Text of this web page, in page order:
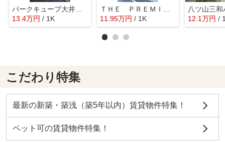
パークキューブ大井町レジデンス
13.4万円 / 1K
ＴＨＥ ＰＲＥＭＩＵＭ ＣＵＢＥ Ｇ 大崎
11.95万円 / 1K
八ツ山三和
12.1万円 /
こだわり特集
最新の新築・築浅（築5年以内）賃貸物件特集！
ペット可の賃貸物件特集！